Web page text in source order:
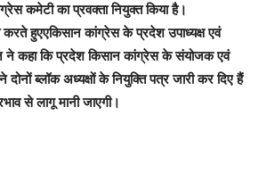
कमेटी का प्रवक्ता नियुक्त किया है।
करते हुएएकिसान कांग्रेस के प्रदेश उपाध्यक्ष एवं
ने कहा कि प्रदेश किसान कांग्रेस के संयोजक एवं
ब्लॉक अध्यक्षों के नियुक्ति पत्र जारी कर दिए हैं
से लागू मानी जाएगी।